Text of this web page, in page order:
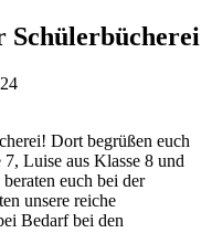
Schülerbücherei
Dort begrüßen euch
Luise aus Klasse 8 und
euch bei der
unsere reiche
Bedarf bei den